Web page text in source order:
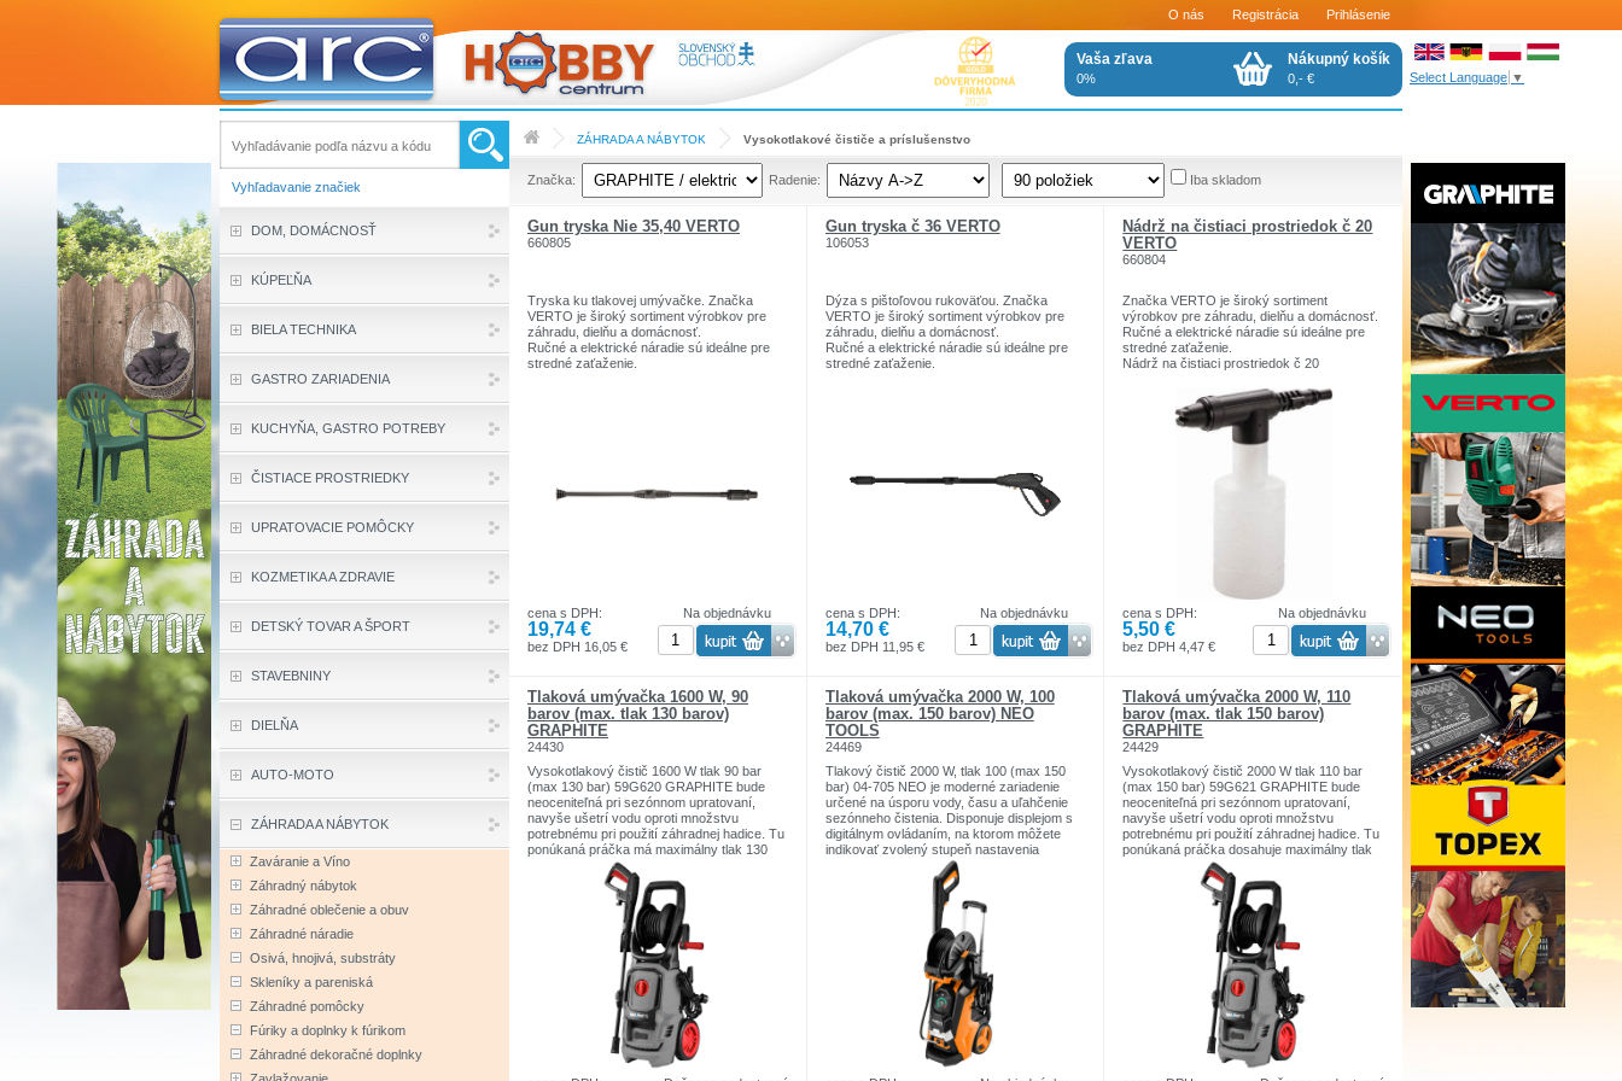
ZÁHRADA A NÁBYTOK Vysokotlakové čističe a príslušenstvo
Značka: Radenie: Iba skladom
Gun tryska Nie 35,40 VERTO
660805
Tryska ku tlakovej umývačke. Značka
VERTO je široký sortiment výrobkov pre
záhradu, dielňu a domácnosť.
Ručné a elektrické náradie sú ideálne pre
stredné zaťaženie.
Na objednávku
cena s DPH:
19,74 €
bez DPH 16,05 €
Gun tryska č 36 VERTO
106053
Dýza s pištoľovou rukoväťou. Značka
VERTO je široký sortiment výrobkov pre
záhradu, dielňu a domácnosť.
Ručné a elektrické náradie sú ideálne pre
stredné zaťaženie.
Na objednávku
cena s DPH:
14,70 €
bez DPH 11,95 €
Nádrž na čistiaci prostriedok č 20
VERTO
660804
Značka VERTO je široký sortiment
výrobkov pre záhradu, dielňu a domácnosť.
Ručné a elektrické náradie sú ideálne pre
stredné zaťaženie.
Nádrž na čistiaci prostriedok č 20
Na objednávku
cena s DPH:
5,50 €
bez DPH 4,47 €
Tlaková umývačka 1600 W, 90
barov (max. tlak 130 barov)
GRAPHITE
24430
Vysokotlakový čistič 1600 W tlak 90 bar
(max 130 bar) 59G620 GRAPHITE bude
neoceniteľná pri sezónnom upratovaní,
navyše ušetrí vodu oproti množstvu
potrebnému pri použití záhradnej hadice. Tu
ponúkaná práčka má maximálny tlak 130
barov a podporuje prietok 6 litrov vody za
minútu. Vďaka ergonomickej pištoľovej
rukoväti a 5 metrovej vysokotlakovej hadici
je jej použitie mimoriadne jednoduché a
príjemné. Zariadenie je vybavené hliníkovou
pumpou a sadou príslušenstva vr. držiak
príslušenstva alebo kolík na čistenie trysky.
Veľkou výhodou práčky je aj praktický
hadicový bubon a veľké kolesá pre ľahký
presun. Vlastnosti produktu: pre použitie v
záhrade, na príjazdovej ceste alebo na
terase, systém automatického zastavenia,
hliníkové čerpadlo, navijak vysokotlakovej
hadice, veľké kolesá, ľahko sa prepravujú.
Tlaková umývačka 2000 W, 100
barov (max. 150 barov) NEO
TOOLS
24469
Tlakový čistič 2000 W, tlak 100 (max 150
bar) 04-705 NEO je moderné zariadenie
určené na úsporu vody, času a uľahčenie
sezónneho čistenia. Disponuje displejom s
digitálnym ovládaním, na ktorom môžete
indikovať zvolený stupeň nastavenia
výkonu. Môžete si vybrať medzi manuálnym
alebo automatickým ovládaním. Práčka
dosahuje maximálny tlak 150 barov a
podporuje prietok 6 litrov vody za minútu –
pri zachovaní jej konštantnej teploty 40 °C.
Ergonomická rukoväť pištole a 5-metrová
vysokotlaková hadica umožňujú pohodlné
používanie. Model bol obohatený o
praktický bubon, ktorý umožňuje pohodlné
odvíjanie a navíjanie hadice. Veľké kolesá
uľahčujú prepravu práčky a pohyb s ňou
počas práce. Zariadenie je vybavené aj
hliníkovou pumpou a sadou príslušenstva
vr. nádrž na čistiaci prostriedok, vodný filter
Tlaková umývačka 2000 W, 110
barov (max. tlak 150 barov)
GRAPHITE
24429
Vysokotlakový čistič 2000 W tlak 110 bar
(max 150 bar) 59G621 GRAPHITE bude
neoceniteľná pri sezónnom upratovaní,
navyše ušetrí vodu oproti množstvu
potrebnému pri použití záhradnej hadice. Tu
ponúkaná práčka dosahuje maximálny tlak
150 barov a podporuje prietok 6,5 litra vody
za minútu. Vďaka ergonomickej pištoľovej
rukoväti a 5 metrovej vysokotlakovej hadici
je jej použitie mimoriadne jednoduché a
príjemné. Zariadenie je vybavené hliníkovou
pumpou a sadou príslušenstva vr. nádrž na
čistiaci prostriedok, držiak príslušenstva,
kefa alebo čap na čistenie trysky.
Turbodúchadlo je zase efektívnym
doplnkom, ktorý vám umožní skrátiť čas
potrebný na čistenie. Spája v sebe silu
úzkeho prúdu s presným pokrytím plochy,
takže je možné jedným ťahom vyčistiť aj
väčšiu plochu. Vlastnosti produktu: pre
Vyhľadavanie značiek
DOM, DOMÁCNOSŤ
KÚPEĽŇA
BIELA TECHNIKA
GASTRO ZARIADENIA
KUCHYŇA, GASTRO POTREBY
ČISTIACE PROSTRIEDKY
UPRATOVACIE POMÔCKY
KOZMETIKA A ZDRAVIE
DETSKÝ TOVAR A ŠPORT
STAVEBNINY
DIELŇA
AUTO-MOTO
ZÁHRADA A NÁBYTOK
Zaváranie a Víno
Záhradný nábytok
Záhradné oblečenie a obuv
Záhradné náradie
Osivá, hnojivá, substráty
Skleníky a pareniská
Záhradné pomôcky
Fúriky a doplnky k fúrikom
Záhradné dekoračné doplnky
O nás Registrácia Prihlásenie
Nákupný košík
0,- €
Vaša zľava
0% Select Language ▼